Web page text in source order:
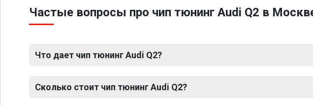
Частые вопросы про чип тюнинг Audi Q2 в
Что дает чип тюнинг Audi Q2?
Сколько стоит чип тюнинг Audi Q2?